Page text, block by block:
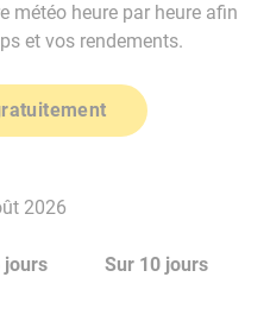
météo heure par heure afin
et vos rendements.
2026
jours Sur 10 jours